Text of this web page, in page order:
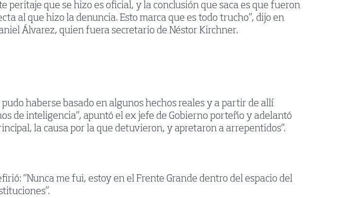
peritaje que se hizo es oficial, y la conclusión que saca es que fueron
al que hizo la denuncia. Esto marca que es todo trucho”, dijo en
Álvarez, quien fuera secretario de Néstor Kirchner.
haberse basado en algunos hechos reales y a partir de allí
de inteligencia”, apuntó el ex jefe de Gobierno porteño y adelantó
la causa por la que detuvieron, y apretaron a arrepentidos”.
“Nunca me fui, estoy en el Frente Grande dentro del espacio del